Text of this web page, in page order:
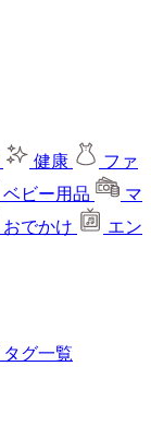
健康
ファ
ベビー用品
マ
おでかけ
エン
タグ一覧